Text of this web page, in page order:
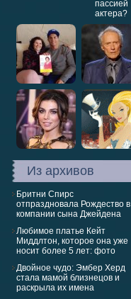
Из архивов
Бритни Спирс
отпраздновала Рождество в
компании сына Джейдена
Любимое платье Кейт
Миддлтон, которое она уже
носит более 5 лет: фото
Двойное чудо: Эмбер Херд
стала мамой близнецов и
раскрыла их имена